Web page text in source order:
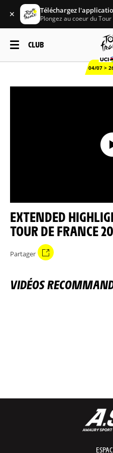
✕ Téléchargez
Plongez au coeur du Tour
CLUB
04/07 >
EXTENDED HIGHLIGHTS - STAGE 1 -
TOUR DE FRANCE
Partager
VIDÉOS